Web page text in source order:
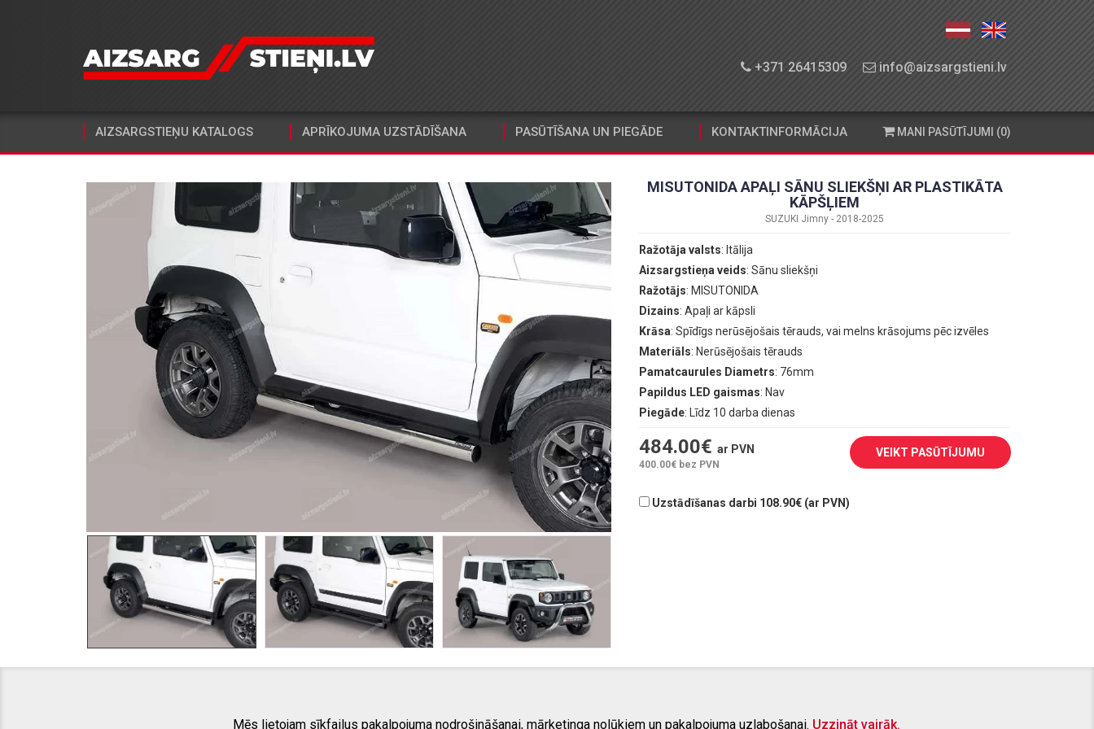
+371 26415309 info@aizsargstieni.lv
AIZSARGSTIEŅU KATALOGS APRĪKOJUMA UZSTĀDĪŠANA PASŪTĪŠANA UN PIEGĀDE KONTAKTINFORMĀCIJA MANI PASŪTĪJUMI (0)
MISUTONIDA APAĻI SĀNU SLIEKŠŅI AR PLASTIKĀTA
KĀPŠĻIEM
SUZUKI Jimny - 2018-2025
Ražotāja valsts: Itālija
Aizsargstieņa veids: Sānu sliekšņi
Ražotājs: MISUTONIDA
Dizains: Apaļi ar kāpsli
Krāsa: Spīdīgs nerūsējošais tērauds, vai melns krāsojums pēc izvēles
Materiāls: Nerūsējošais tērauds
Pamatcaurules Diametrs: 76mm
Papildus LED gaismas: Nav
Piegāde: Līdz 10 darba dienas
484.00€ ar PVN
400.00€ bez PVN
VEIKT PASŪTĪJUMU
Uzstādīšanas darbi 108.90€ (ar PVN)
Mēs lietojam sīkfailus pakalpojuma nodrošināšanai, mārketinga nolūkiem un pakalpojuma uzlabošanai. Uzzināt vairāk.